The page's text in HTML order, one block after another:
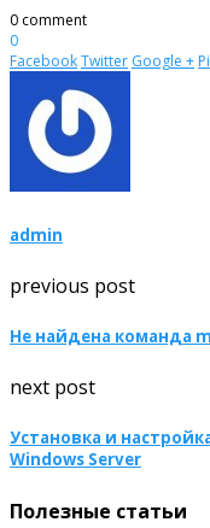
0 comment
0
FacebookTwitter Google +
admin
previous post
Не найдена команда
next post
Установка и
Windows Server
Полезные статьи